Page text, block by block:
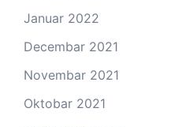
Januar 2022
Decembar 2021
Novembar 2021
Oktobar 2021